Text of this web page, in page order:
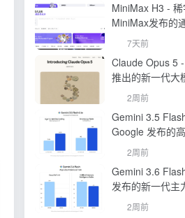
MiniMax H3 -
MiniMax发布的
生成模型
7天前
Claude Opus 5
推出的新一代大
2周前
Gemini 3.5
Google 发布的
本模型
2周前
Gemini 3.6
发布的新一代主
2周前